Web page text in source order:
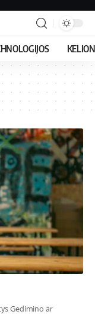
Gedimino ar